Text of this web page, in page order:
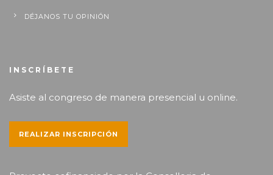
DÉJANOS TU OPINIÓN
INSCRÍBETE
Asiste al congreso de manera presencial u online.
REALIZAR INSCRIPCIÓN